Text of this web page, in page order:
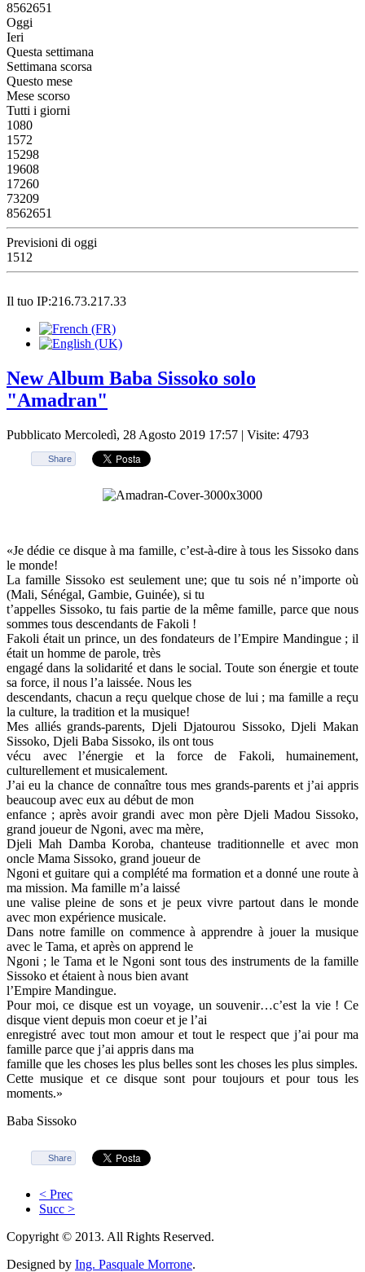
8562651
Oggi
Ieri
Questa settimana
Settimana scorsa
Questo mese
Mese scorso
Tutti i giorni
1080
1572
15298
19608
17260
73209
8562651
Previsioni di oggi
1512
Il tuo IP:216.73.217.33
New Album Baba Sissoko solo
"Amadran"
Pubblicato Mercoledì, 28 Agosto 2019 17:57 | Visite: 4793
Share
«Je dédie ce disque à ma famille, c’est-à-dire à tous les Sissoko dans
le monde!
La famille Sissoko est seulement une; que tu sois né n’importe où
(Mali, Sénégal, Gambie, Guinée), si tu
t’appelles Sissoko, tu fais partie de la même famille, parce que nous
sommes tous descendants de Fakoli !
Fakoli était un prince, un des fondateurs de l’Empire Mandingue ; il
était un homme de parole, très
engagé dans la solidarité et dans le social. Toute son énergie et toute
sa force, il nous l’a laissée. Nous les
descendants, chacun a reçu quelque chose de lui ; ma famille a reçu
la culture, la tradition et la musique!
Mes alliés grands-parents, Djeli Djatourou Sissoko, Djeli Makan
Sissoko, Djeli Baba Sissoko, ils ont tous
vécu avec l’énergie et la force de Fakoli, humainement,
culturellement et musicalement.
J’ai eu la chance de connaître tous mes grands-parents et j’ai appris
beaucoup avec eux au début de mon
enfance ; après avoir grandi avec mon père Djeli Madou Sissoko,
grand joueur de Ngoni, avec ma mère,
Djeli Mah Damba Koroba, chanteuse traditionnelle et avec mon
oncle Mama Sissoko, grand joueur de
Ngoni et guitare qui a complété ma formation et a donné une route à
ma mission. Ma famille m’a laissé
une valise pleine de sons et je peux vivre partout dans le monde
avec mon expérience musicale.
Dans notre famille on commence à apprendre à jouer la musique
avec le Tama, et après on apprend le
Ngoni ; le Tama et le Ngoni sont tous des instruments de la famille
Sissoko et étaient à nous bien avant
l’Empire Mandingue.
Pour moi, ce disque est un voyage, un souvenir…c’est la vie ! Ce
disque vient depuis mon coeur et je l’ai
enregistré avec tout mon amour et tout le respect que j’ai pour ma
famille parce que j’ai appris dans ma
famille que les choses les plus belles sont les choses les plus simples.
Cette musique et ce disque sont pour toujours et pour tous les
moments.»
Baba Sissoko
Share
< Prec
Succ >
Copyright © 2013. All Rights Reserved.
Designed by Ing. Pasquale Morrone.